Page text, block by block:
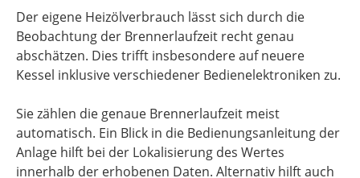
Der eigene Heizölverbrauch lässt sich durch die
Beobachtung der Brennerlaufzeit recht genau
abschätzen. Dies trifft insbesondere auf neuere
Kessel inklusive verschiedener Bedienelektroniken zu.
Sie zählen die genaue Brennerlaufzeit meist
automatisch. Ein Blick in die Bedienungsanleitung der
Anlage hilft bei der Lokalisierung des Wertes
innerhalb der erhobenen Daten. Alternativ hilft auch